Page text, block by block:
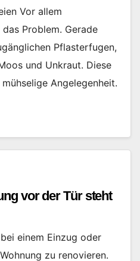
Vor allem
Problem. Gerade
Pflasterfugen,
und Unkraut. Diese
Angelegenheit.
vor der Tür steht
einem Einzug oder
zu renovieren.